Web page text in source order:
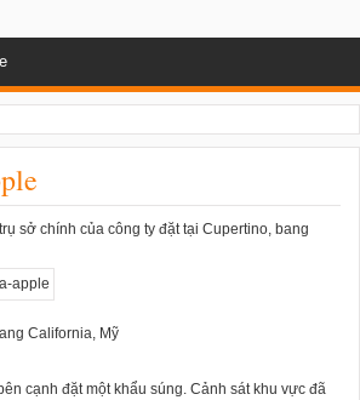
sở chính của công ty đặt tại Cupertino, bang
California, Mỹ
cạnh đặt một khẩu súng. Cảnh sát khu vực đã